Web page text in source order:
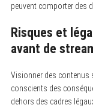
peuvent comporter des
Risques et
avant de
Visionner des contenus
conscients des
dehors des cadres